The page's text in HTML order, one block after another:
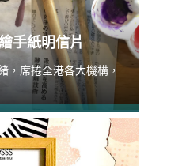
手紙明信片
，席捲全港各大機構，